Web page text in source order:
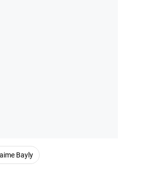
Bayly